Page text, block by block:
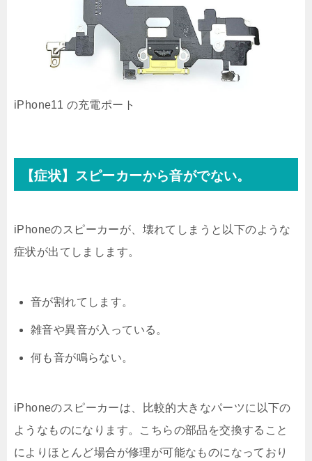
iPhone11 の充電ポート
【症状】スピーカーから音がでない。
iPhoneのスピーカーが、壊れてしまうと以下のような
症状が出てしまします。
音が割れてします。
雑音や異音が入っている。
何も音が鳴らない。
iPhoneのスピーカーは、比較的大きなパーツに以下の
ようなものになります。こちらの部品を交換すること
によりほとんど場合が修理が可能なものになっており